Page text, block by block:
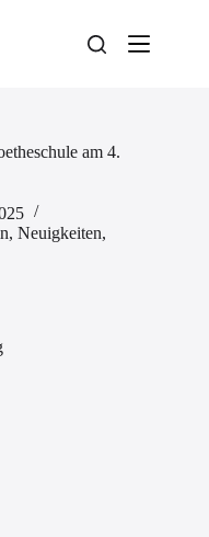
am 4.
,Neuigkeiten,